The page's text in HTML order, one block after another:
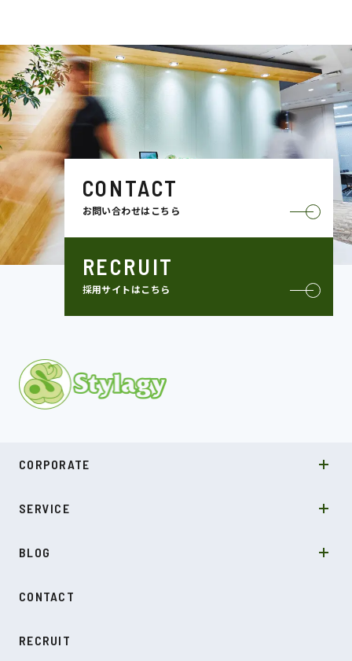
CONTACT
お問い合わせはこちら
RECRUIT
採用サイトはこちら
CORPORATE
COMPANY
NEWS
SERVICE
受託開発
BLOG
SDGs
CONTACT
RECRUIT